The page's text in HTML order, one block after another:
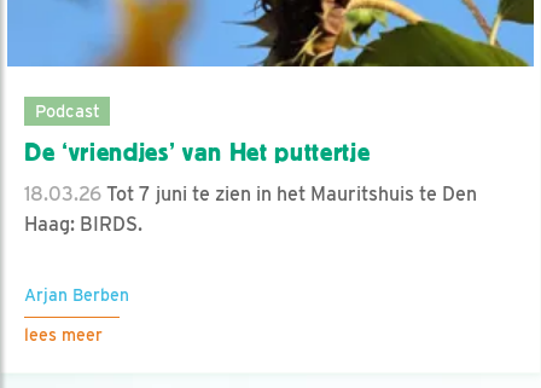
Podcast
De ‘vriendjes’ van Het puttertje
18.03.26 Tot 7 juni te zien in het Mauritshuis te Den
Haag: BIRDS.
Arjan Berben
lees meer